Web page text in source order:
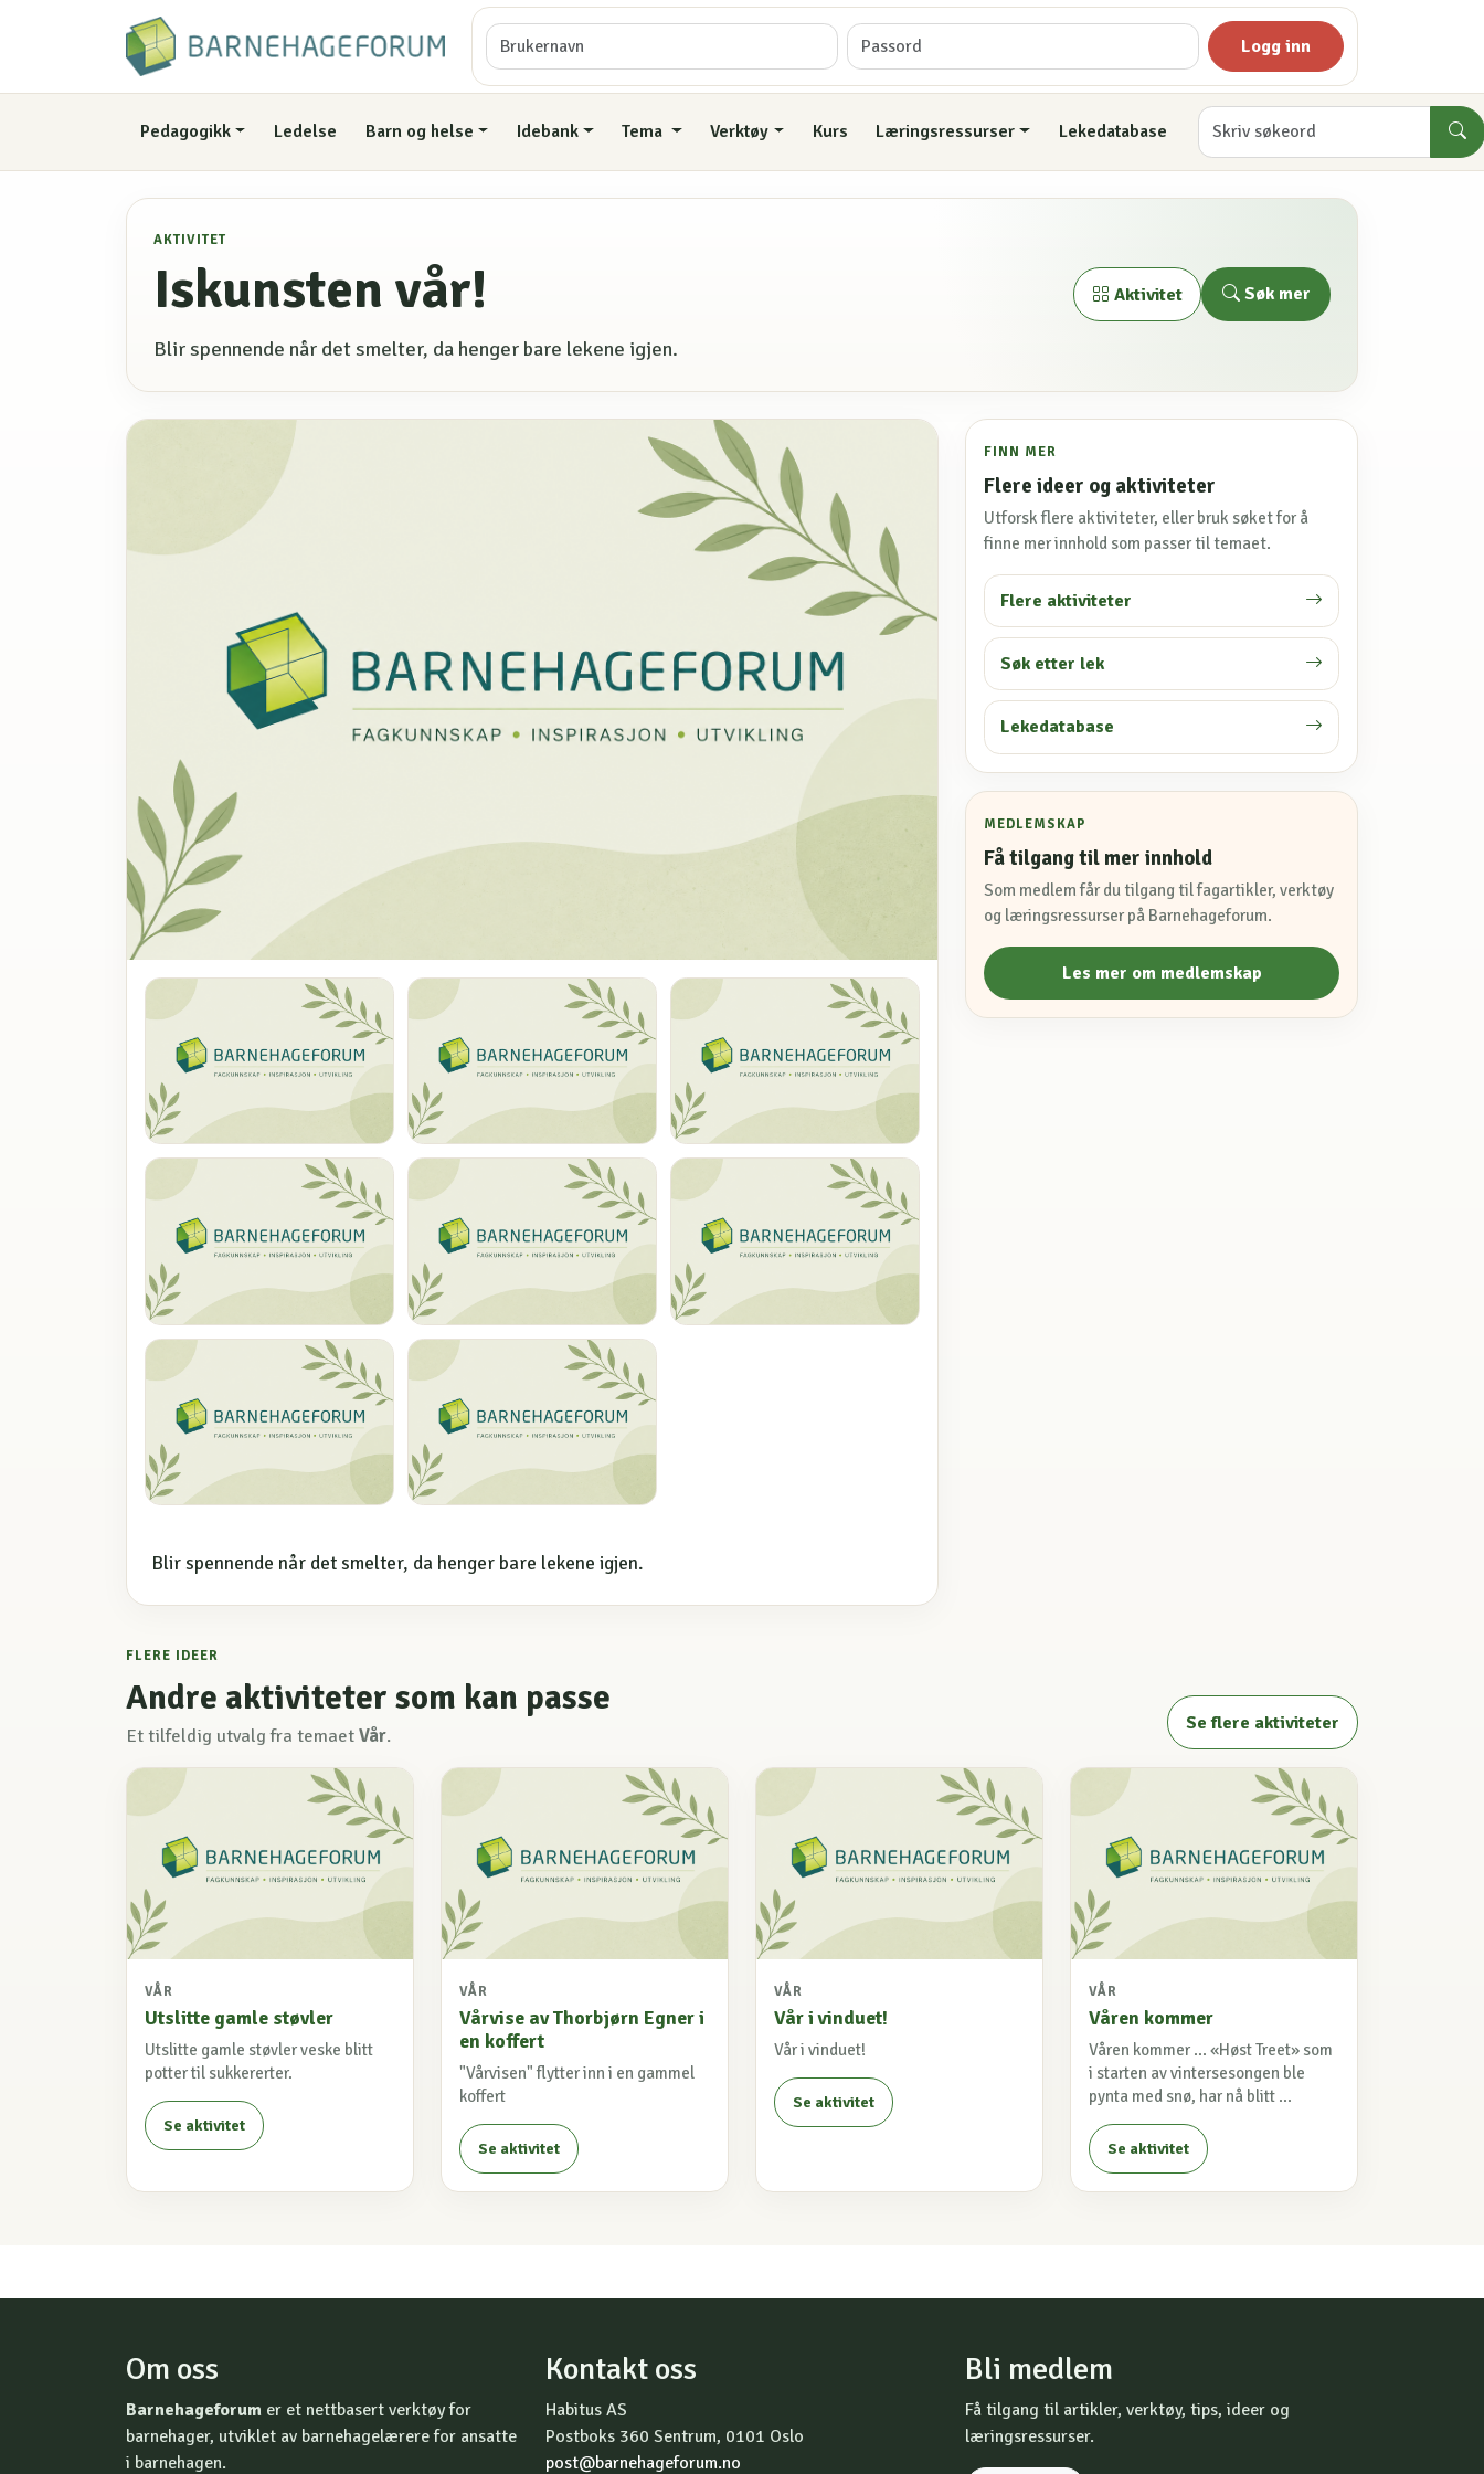
Logg inn
Pedagogikk Ledelse Barn og helse Idebank Tema Verktøy Kurs Læringsressurser Lekedatabase
AKTIVITET
Iskunsten vår!
Blir spennende når det smelter, da henger bare lekene igjen.
Aktivitet Søk mer
Blir spennende når det smelter, da henger bare lekene igjen.
FINN MER
Flere ideer og aktiviteter
Utforsk flere aktiviteter, eller bruk søket for å
finne mer innhold som passer til temaet.
Flere aktiviteter
Søk etter lek
Lekedatabase
MEDLEMSKAP
Få tilgang til mer innhold
Som medlem får du tilgang til fagartikler, verktøy
og læringsressurser på Barnehageforum.
Les mer om medlemskap
FLERE IDEER
Andre aktiviteter som kan passe
Et tilfeldig utvalg fra temaet Vår.
Se flere aktiviteter
VÅR
Utslitte gamle støvler
Utslitte gamle støvler veske blitt
potter til sukkererter.
Se aktivitet
VÅR
Vårvise av Thorbjørn Egner i
en koffert
"Vårvisen" flytter inn i en gammel
koffert
Se aktivitet
VÅR
Vår i vinduet!
Vår i vinduet!
Se aktivitet
VÅR
Våren kommer
Våren kommer ... «Høst Treet» som
i starten av vintersesongen ble
pynta med snø, har nå blitt ...
Se aktivitet
Om oss
Barnehageforum er et nettbasert verktøy for
barnehager, utviklet av barnehagelærere for ansatte
i barnehagen.
Kontakt oss
Habitus AS
Postboks 360 Sentrum, 0101 Oslo
post@barnehageforum.no
Bli medlem
Få tilgang til artikler, verktøy, tips, ideer og
læringsressurser.